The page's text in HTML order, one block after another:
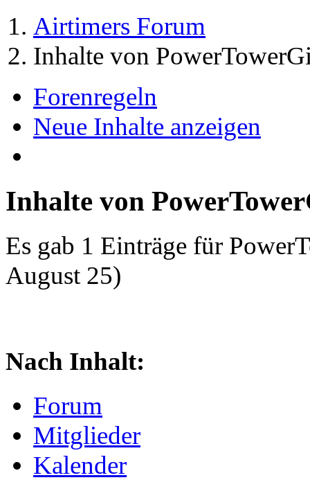
Airtimers Forum
Inhalte von
Forenregeln
Neue Inhalte anzeigen
Inhalte von
Es gab 1 Einträge für
August 25)
Nach Inhalt:
Forum
Mitglieder
Kalender